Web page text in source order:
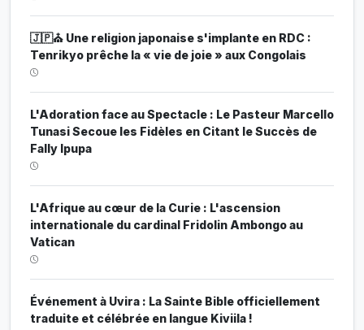
🇯🇵⛪ Une religion japonaise s'implante en RDC :
Tenrikyo prêche la « vie de joie » aux Congolais
L'Adoration face au Spectacle : Le Pasteur Marcello
Tunasi Secoue les Fidèles en Citant le Succès de
Fally Ipupa
L'Afrique au cœur de la Curie : L'ascension
internationale du cardinal Fridolin Ambongo au
Vatican
Événement à Uvira : La Sainte Bible officiellement
traduite et célébrée en langue Kiviila !